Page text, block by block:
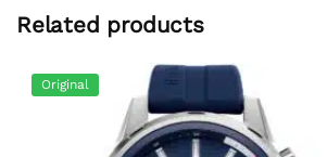
Related products
Original